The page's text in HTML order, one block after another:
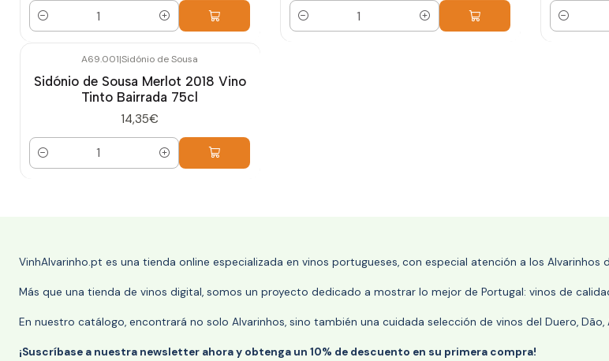
Cantidad Cantidad Cantidad
A69.001|Sidónio de Sousa
Sidónio de Sousa Merlot 2018 Vino
Tinto Bairrada 75cl
14,35€
Cantidad
VinhAlvarinho.pt es una tienda online especializada en vinos portugueses, con especial atención a los
Más que una tienda de vinos digital, somos un proyecto dedicado a mostrar lo mejor de Portugal: vinos de
En nuestro catálogo, encontrará no solo Alvarinhos, sino también una cuidada selección de vinos del Duero,
¡Suscríbase a nuestra newsletter ahora y obtenga un 10% de descuento en su primera compra!